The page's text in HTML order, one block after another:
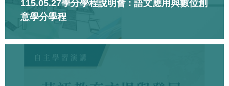
115.05.27學分學程說明會 : 語文應用與數位創
意學分學程